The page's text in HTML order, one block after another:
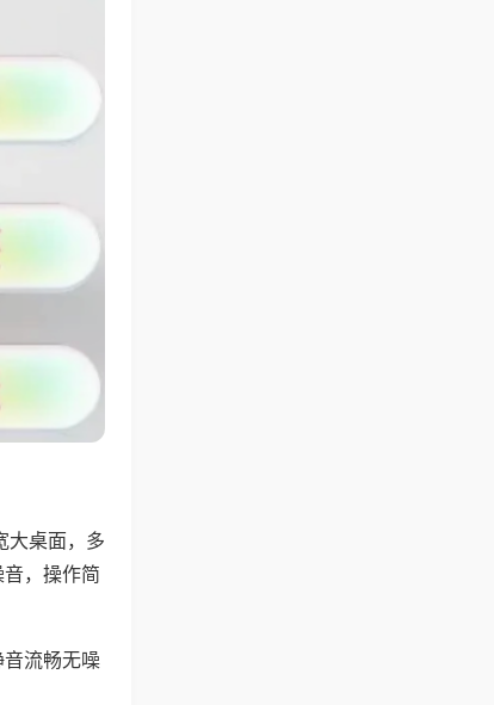
大桌面，多
，操作简
流畅无噪